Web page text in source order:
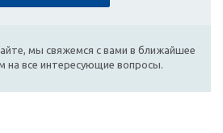
мы свяжемся с вами в ближайшее
на все интересующие вопросы.